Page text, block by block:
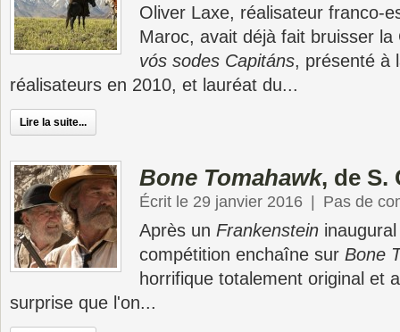
Oliver Laxe, réalisateur franco-
Maroc, avait déjà fait bruisser
vós sodes Capitáns, présenté à
réalisateurs en 2010, et lauréat du...
Lire la suite...
Bone Tomahawk, de S.
Écrit le 29 janvier 2016 Pas de
Après un Frankenstein
compétition enchaîne sur Bone
horrifique totalement original et
surprise que l'on...